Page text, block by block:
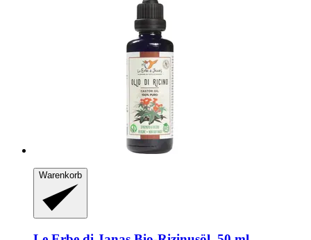
Warenkorb